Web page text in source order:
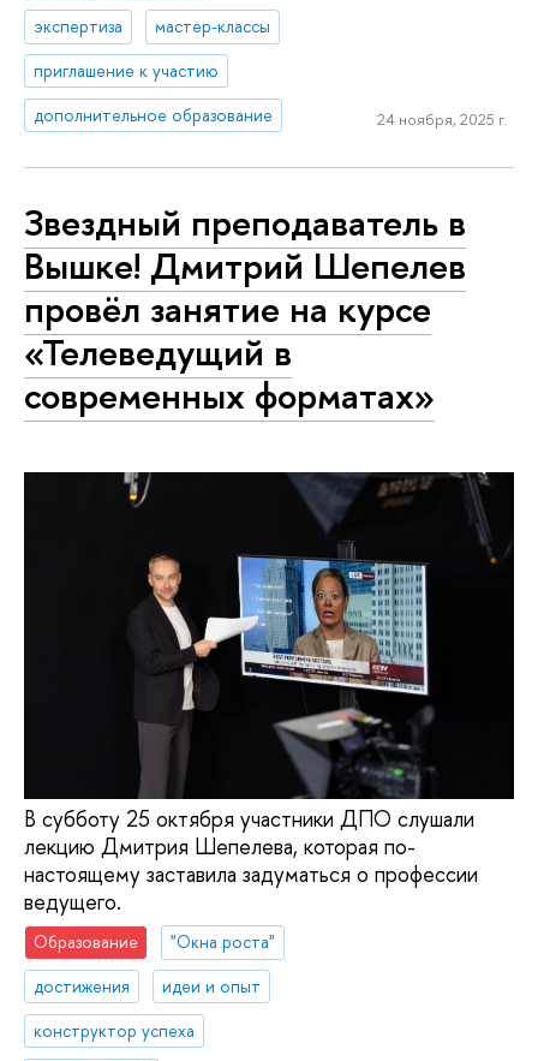
экспертиза
мастер-классы
приглашение к участию
дополнительное образование
24 ноября, 2025 г.
Звездный преподаватель в
Вышке! Дмитрий Шепелев
провёл занятие на курсе
«Телеведущий в
современных форматах»
В субботу 25 октября участники ДПО слушали
лекцию Дмитрия Шепелева, которая по-
настоящему заставила задуматься о профессии
ведущего.
Образование
"Окна роста"
достижения
идеи и опыт
конструктор успеха